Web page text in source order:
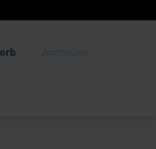
Anmelden